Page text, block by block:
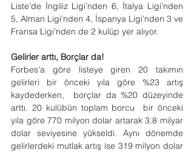
Liste’de İngiliz Ligi’nden 6, İtalya Ligi’nden
5, Alman Ligi’nden 4, İspanya Ligi’nden 3 ve
Fransa Ligi’nden de 2 kulüp yer alıyor.
Gelirler arttı, Borçlar da!
Forbes’a göre listeye giren 20 takımın
gelirleri bir önceki yıla göre %23 artış
kaydederken,  borçlar da %20 düzeyinde
arttı. 20 kulübün toplam borcu  bir önceki
yıla göre 770 milyon dolar artarak 3.8 milyar
dolar seviyesine yükseldi. Aynı dönemde
gelirlerdeki mutlak artış ise 319 milyon dolar